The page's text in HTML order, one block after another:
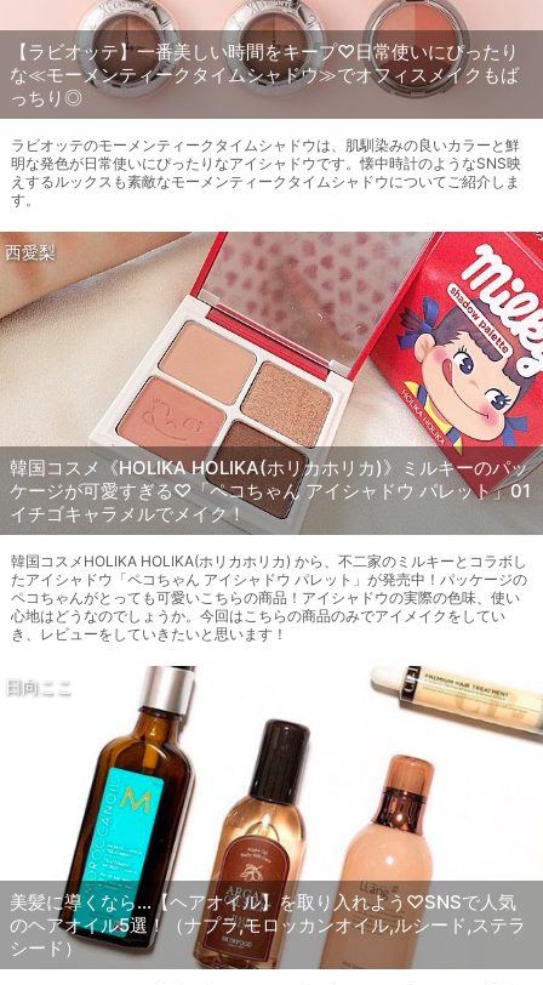
【ラビオッテ】一番美しい時間をキープ♡日常使いにぴったり
な≪モーメンティークタイムシャドウ≫でオフィスメイクもば
っちり◎
ラビオッテのモーメンティークタイムシャドウは、肌馴染みの良いカラーと鮮
明な発色が日常使いにぴったりなアイシャドウです。懐中時計のようなSNS映
えするルックスも素敵なモーメンティークタイムシャドウについてご紹介しま
す。
西愛梨
韓国コスメ《HOLIKA HOLIKA(ホリカホリカ)》ミルキーのパッ
ケージが可愛すぎる♡「ペコちゃん アイシャドウ パレット」01
イチゴキャラメルでメイク！
韓国コスメHOLIKA HOLIKA(ホリカホリカ) から、不二家のミルキーとコラボし
たアイシャドウ「ペコちゃん アイシャドウ パレット」が発売中！パッケージの
ペコちゃんがとっても可愛いこちらの商品！アイシャドウの実際の色味、使い
心地はどうなのでしょうか。今回はこちらの商品のみでアイメイクをしてい
き、レビューをしていきたいと思います！
日向ここ
美髪に導くなら…【ヘアオイル】を取り入れよう♡SNSで人気
のヘアオイル5選！（ナプラ,モロッカンオイル,ルシード,ステラ
シード）